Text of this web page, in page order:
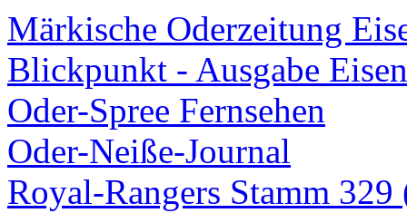
Märkische Oderzeitung
Blickpunkt - Ausgabe
Oder-Spree Fernsehen
Oder-Neiße-Journal
Royal-Rangers Stamm